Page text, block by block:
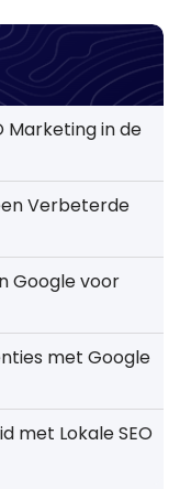
Marketing in de
Verbeterde
Google voor
met Google
met Lokale SEO